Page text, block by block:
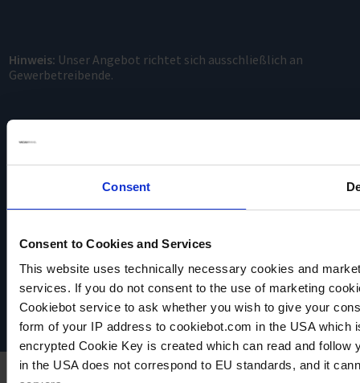
Consent
Consent to Cookies and Services
This website uses technically necessary cookies and
services. If you do not consent to the use of marketing
Cookiebot service to ask whether you wish to give your
form of your IP address to cookiebot.com in the USA
encrypted Cookie Key is created which can read and
in the USA does not correspond to EU standards, and it
Hinweis: Unser Angebot richtet sich ausschließlich an
Gewerbetreibende.
VACUUBRAND
Datenschutz
Impressum
Disclaimer
Cookie-Einstellungen